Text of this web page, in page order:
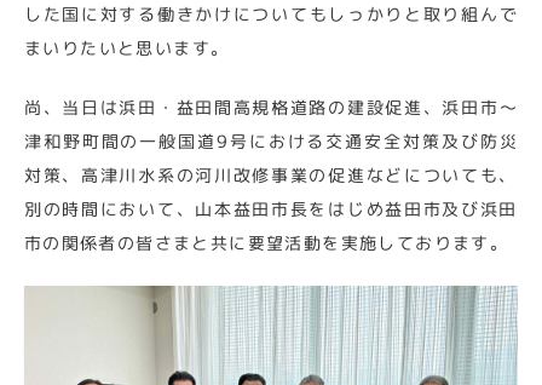
した国に対する働きかけについてもしっかりと取り組んで
まいりたいと思います。
尚、当日は浜田・益田間高規格道路の建設促進、浜田市～
津和野町間の一般国道9号における交通安全対策及び防災
対策、高津川水系の河川改修事業の促進などについても、
別の時間において、山本益田市長をはじめ益田市及び浜田
市の関係者の皆さまと共に要望活動を実施しております。